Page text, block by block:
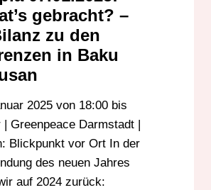
gebracht? –
zu den
in Baku
2025 von 18:00 bis
Greenpeace Darmstadt |
Blickpunkt vor Ort In der
des neuen Jahres
auf 2024 zurück: